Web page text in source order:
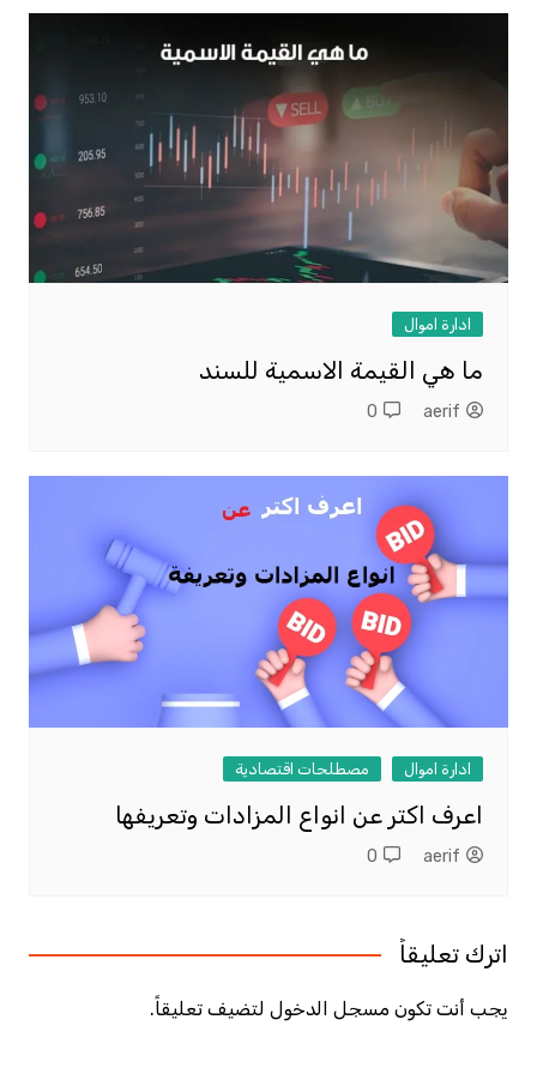
ادارة اموال
ما هي القيمة الاسمية للسند
aerif
0
ادارة اموال مصطلحات اقتصادية
اعرف اكتر عن انواع المزادات وتعريفها
aerif
0
اترك تعليقاً
يجب أنت تكون مسجل الدخوللتضيف تعليقاً.